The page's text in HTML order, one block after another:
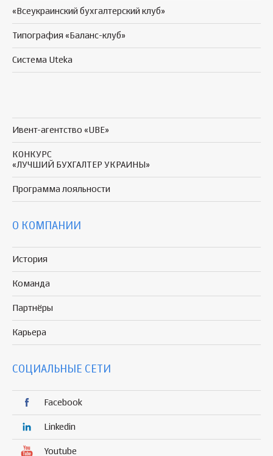
«Всеукраинский бухгалтерский клуб»
Типография «Баланс-клуб»
Система Uteka
Ивент-агентство «UBE»
КОНКУРС
«ЛУЧШИЙ БУХГАЛТЕР УКРАИНЫ»
Программа лояльности
О КОМПАНИИ
История
Команда
Партнёры
Карьера
СОЦИАЛЬНЫЕ СЕТИ
Facebook
Linkedin
Youtube